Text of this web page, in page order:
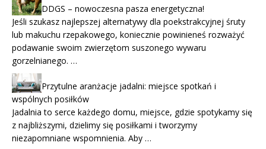
DDGS – nowoczesna pasza energetyczna!
Jeśli szukasz najlepszej alternatywy dla poekstrakcyjnej śruty
lub makuchu rzepakowego, koniecznie powinieneś rozważyć
podawanie swoim zwierzętom suszonego wywaru
gorzelnianego. …
Przytulne aranżacje jadalni: miejsce spotkań i
wspólnych posiłków
Jadalnia to serce każdego domu, miejsce, gdzie spotykamy się
z najbliższymi, dzielimy się posiłkami i tworzymy
niezapomniane wspomnienia. Aby …